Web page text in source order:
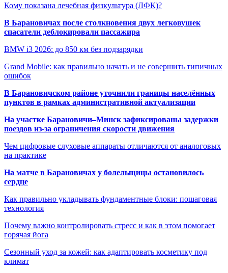
Кому показана лечебная физкультура (ЛФК)?
В Барановичах после столкновения двух легковушек
спасатели деблокировали пассажира
BMW i3 2026: до 850 км без подзарядки
Grand Mobile: как правильно начать и не совершить типичных
ошибок
В Барановичском районе уточнили границы населённых
пунктов в рамках административной актуализации
На участке Барановичи–Минск зафиксированы задержки
поездов из-за ограничения скорости движения
Чем цифровые слуховые аппараты отличаются от аналоговых
на практике
На матче в Барановичах у болельщицы остановилось
сердце
Как правильно укладывать фундаментные блоки: пошаговая
технология
Почему важно контролировать стресс и как в этом помогает
горячая йога
Сезонный уход за кожей: как адаптировать косметику под
климат